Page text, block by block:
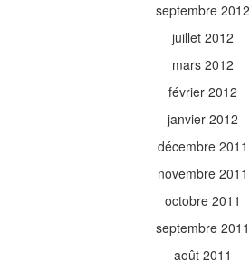
septembre 2012
juillet 2012
mars 2012
février 2012
janvier 2012
décembre 2011
novembre 2011
octobre 2011
septembre 2011
août 2011